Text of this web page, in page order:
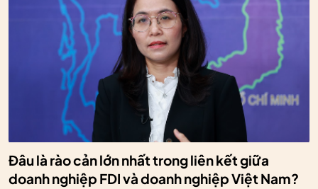
Đâu là rào cản lớn nhất trong liên kết giữa
doanh nghiệp FDI và doanh nghiệp Việt Nam?